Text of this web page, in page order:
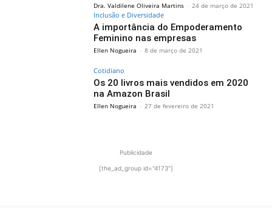
Dra. Valdilene Oliveira Martins - 24 de março de 2021
Inclusão e Diversidade
A importância do Empoderamento
Feminino nas empresas
Ellen Nogueira - 8 de março de 2021
Cotidiano
Os 20 livros mais vendidos em 2020
na Amazon Brasil
Ellen Nogueira - 27 de fevereiro de 2021
Publicidade
[the_ad_group id="4173"]